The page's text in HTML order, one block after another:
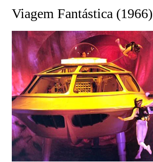
Viagem Fantástica (1966)